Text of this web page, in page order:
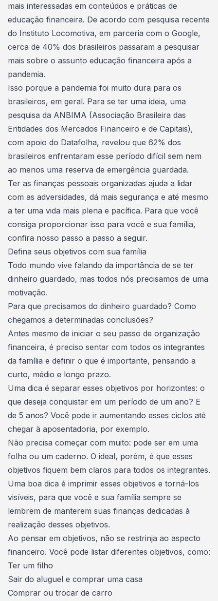
mais interessadas em conteúdos e práticas de
educação financeira. De acordo com pesquisa recente
do Instituto Locomotiva, em parceria com o Google,
cerca de 40% dos brasileiros passaram a pesquisar
mais sobre o assunto educação financeira após a
pandemia.
Isso porque a pandemia foi muito dura para os
brasileiros, em geral. Para se ter uma ideia, uma
pesquisa da ANBIMA (Associação Brasileira das
Entidades dos Mercados Financeiro e de Capitais),
com apoio do Datafolha, revelou que 62% dos
brasileiros enfrentaram esse período difícil sem nem
ao menos uma reserva de emergência guardada.
Ter as finanças pessoais organizadas ajuda a lidar
com as adversidades, dá mais segurança e até mesmo
a ter uma vida mais plena e pacífica. Para que você
consiga proporcionar isso para você e sua família,
confira nosso passo a passo a seguir.
Defina seus objetivos com sua família
Todo mundo vive falando da importância de se ter
dinheiro guardado, mas todos nós precisamos de uma
motivação.
Para que precisamos do dinheiro guardado? Como
chegamos a determinadas conclusões?
Antes mesmo de iniciar o seu passo de organização
financeira, é preciso sentar com todos os integrantes
da família e definir o que é importante, pensando a
curto, médio e longo prazo.
Uma dica é separar esses objetivos por horizontes: o
que deseja conquistar em um período de um ano? E
de 5 anos? Você pode ir aumentando esses ciclos até
chegar à aposentadoria, por exemplo.
Não precisa começar com muito: pode ser em uma
folha ou um caderno. O ideal, porém, é que esses
objetivos fiquem bem claros para todos os integrantes.
Uma boa dica é imprimir esses objetivos e torná-los
visíveis, para que você e sua família sempre se
lembrem de manterem suas finanças dedicadas à
realização desses objetivos.
Ao pensar em objetivos, não se restrinja ao aspecto
financeiro. Você pode listar diferentes objetivos, como:
Ter um filho
Sair do aluguel e comprar uma casa
Comprar ou trocar de carro